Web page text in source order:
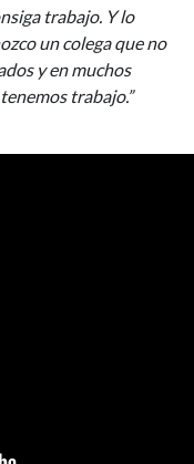
trabajo. Y lo
un colega que no
y en muchos
trabajo.”